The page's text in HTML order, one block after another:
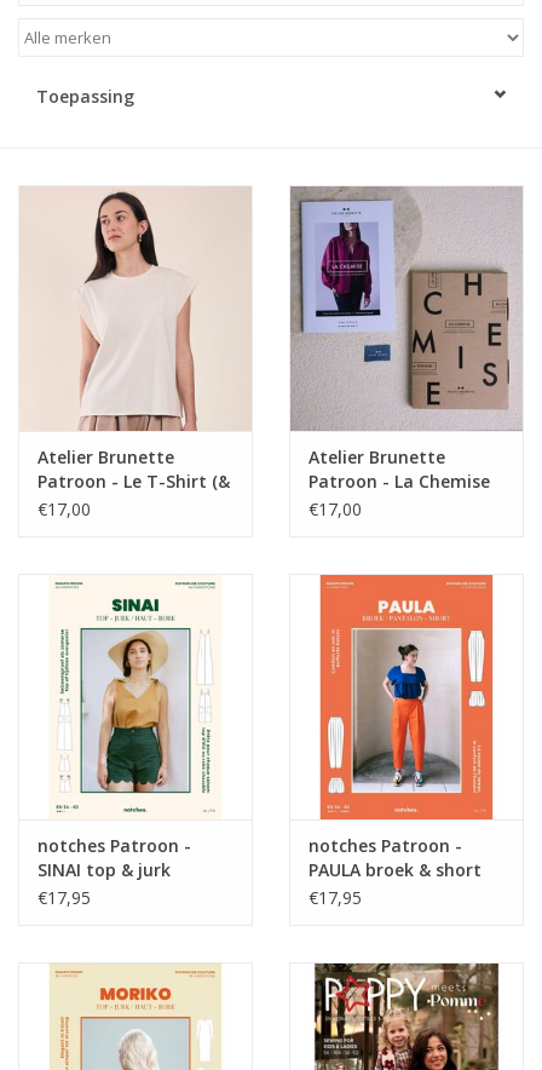
Diy pakketten
Toepassing
Atelier Brunette
Patroon - Le T-Shirt (&
jurk)
€17,00
Atelier Brunette
Patroon - La Chemise
€17,00
notches Patroon -
SINAI top & jurk
€17,95
notches Patroon -
PAULA broek & short
€17,95